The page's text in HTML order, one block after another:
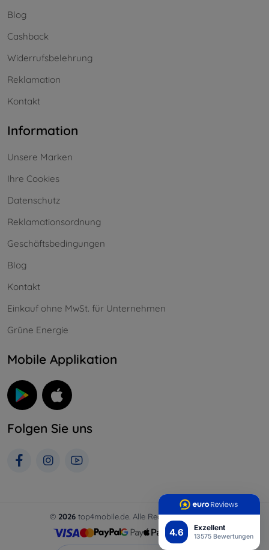
4.6 Exzellent
13575 Bewertungen
Blog
Cashback
Widerrufsbelehrung
Reklamation
Kontakt
Information
Unsere Marken
Ihre Cookies
Datenschutz
Reklamationsordnung
Geschäftsbedingungen
Blog
Kontakt
Einkauf ohne MwSt. für Unternehmen
Grüne Energie
Mobile Applikation
Folgen Sie uns
© 2026 top4mobile.de. Alle Rechte vorbehalten.